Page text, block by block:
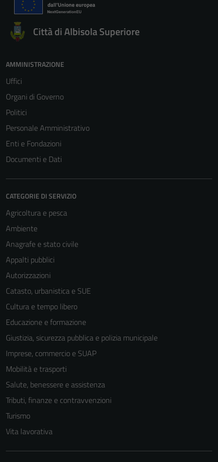
Città di Albisola Superiore
AMMINISTRAZIONE
Uffici
Organi di Governo
Politici
Personale Amministrativo
Enti e Fondazioni
Documenti e Dati
CATEGORIE DI SERVIZIO
Agricoltura e pesca
Ambiente
Anagrafe e stato civile
Appalti pubblici
Autorizzazioni
Catasto, urbanistica e SUE
Cultura e tempo libero
Educazione e formazione
Giustizia, sicurezza pubblica e polizia municipale
Imprese, commercio e SUAP
Mobilità e trasporti
Salute, benessere e assistenza
Tributi, finanze e contravvenzioni
Turismo
Vita lavorativa
personali.